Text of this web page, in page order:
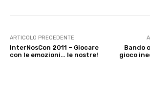
ARTICOLO PRECEDENTE
InterNosCon 2011 – Giocare
con le emozioni… le nostre!
Bando
gioco